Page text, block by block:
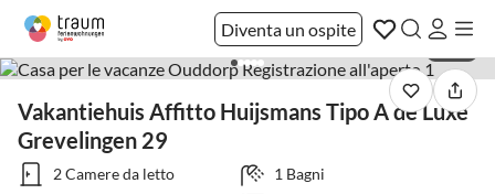
Diventa un ospite
Vakantiehuis Affitto Huijsmans Tipo A de Luxe
Grevelingen 29
2 Camere da letto
1 Bagni